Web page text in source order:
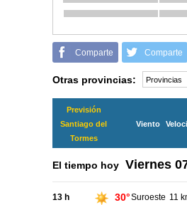
Comparte Comparte
Otras provincias:
Previsión
Santiago del
Tormes
Viento
El tiempo hoy Viernes
13 h 30°Suroeste 11